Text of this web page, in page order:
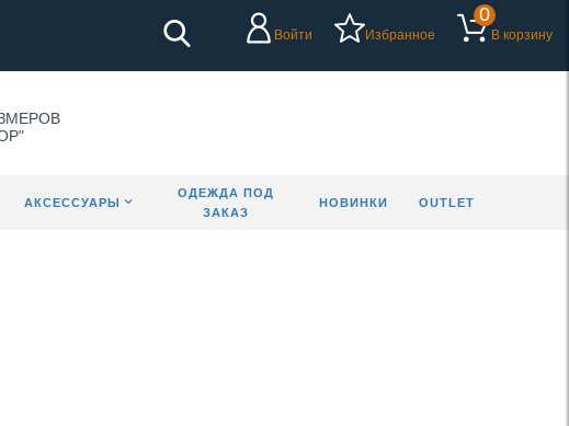
Войти Избранное
0
В корзину
АКСЕССУАРЫ
ОДЕЖДА ПОД
ЗАКАЗ
НОВИНКИ OUTLET